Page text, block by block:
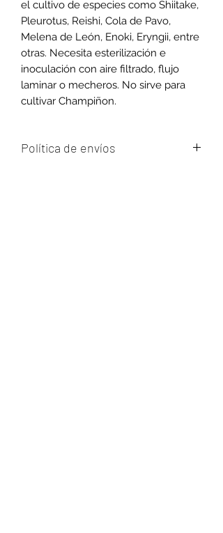
el cultivo de especies como Shiitake,
Pleurotus, Reishi, Cola de Pavo,
Melena de León, Enoki, Eryngii, entre
otras. Necesita esterilización e
inoculación con aire filtrado, flujo
laminar o mecheros. No sirve para
cultivar Champiñon.
Política de envíos